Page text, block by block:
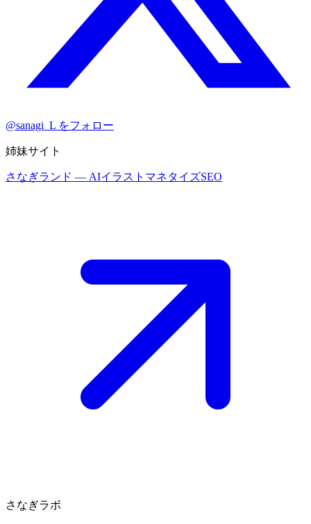
@sanagi_L をフォロー
姉妹サイト
さなぎランド — AIイラストマネタイズSEO
さなぎラボ